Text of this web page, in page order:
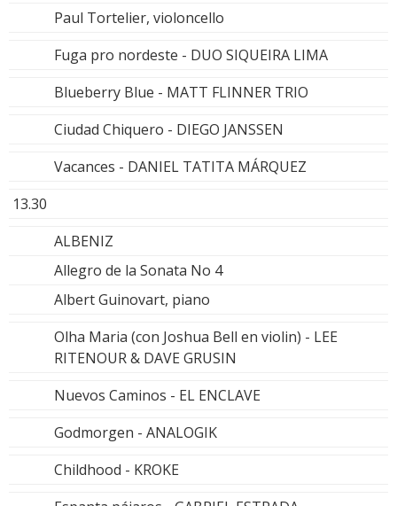
Paul Tortelier, violoncello
Fuga pro nordeste - DUO SIQUEIRA LIMA
Blueberry Blue - MATT FLINNER TRIO
Ciudad Chiquero - DIEGO JANSSEN
Vacances - DANIEL TATITA MÁRQUEZ
13.30
ALBENIZ
Allegro de la Sonata No 4
Albert Guinovart, piano
Olha Maria (con Joshua Bell en violin) - LEE
RITENOUR & DAVE GRUSIN
Nuevos Caminos - EL ENCLAVE
Godmorgen - ANALOGIK
Childhood - KROKE